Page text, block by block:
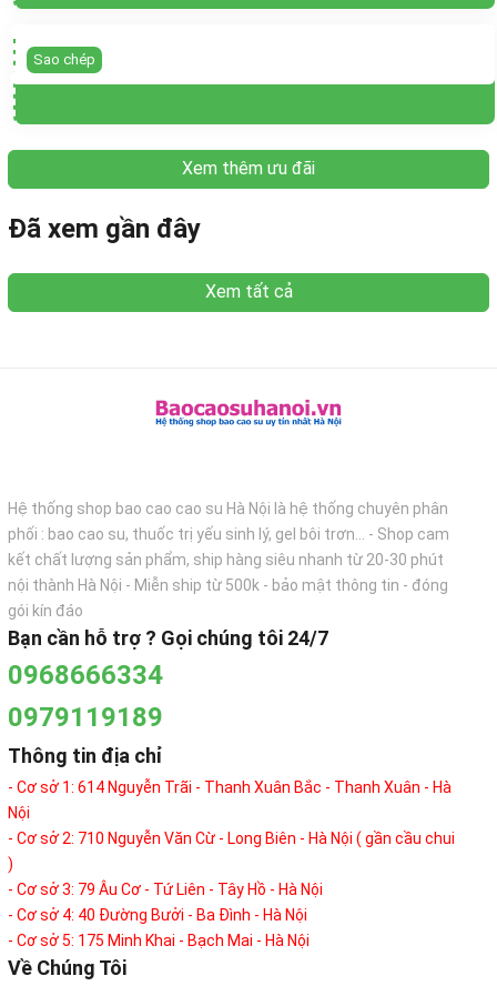
Sao chép
Xem thêm ưu đãi
Đã xem gần đây
Xem tất cả
Hệ thống shop bao cao cao su Hà Nội là hệ thống chuyên phân
phối : bao cao su, thuốc trị yếu sinh lý, gel bôi trơn... - Shop cam
kết chất lượng sản phẩm, ship hàng siêu nhanh từ 20-30 phút
nội thành Hà Nội - Miễn ship từ 500k - bảo mật thông tin - đóng
gói kín đáo
Bạn cần hỗ trợ ? Gọi chúng tôi 24/7
0968666334
0979119189
Thông tin địa chỉ
- Cơ sở 1: 614 Nguyễn Trãi - Thanh Xuân Bắc - Thanh Xuân - Hà
Nội
- Cơ sở 2: 710 Nguyễn Văn Cừ - Long Biên - Hà Nội ( gần cầu chui
)
- Cơ sở 3: 79 Âu Cơ - Tứ Liên - Tây Hồ - Hà Nội
- Cơ sở 4: 40 Đường Bưởi - Ba Đình - Hà Nội
- Cơ sở 5: 175 Minh Khai - Bạch Mai - Hà Nội
Về Chúng Tôi